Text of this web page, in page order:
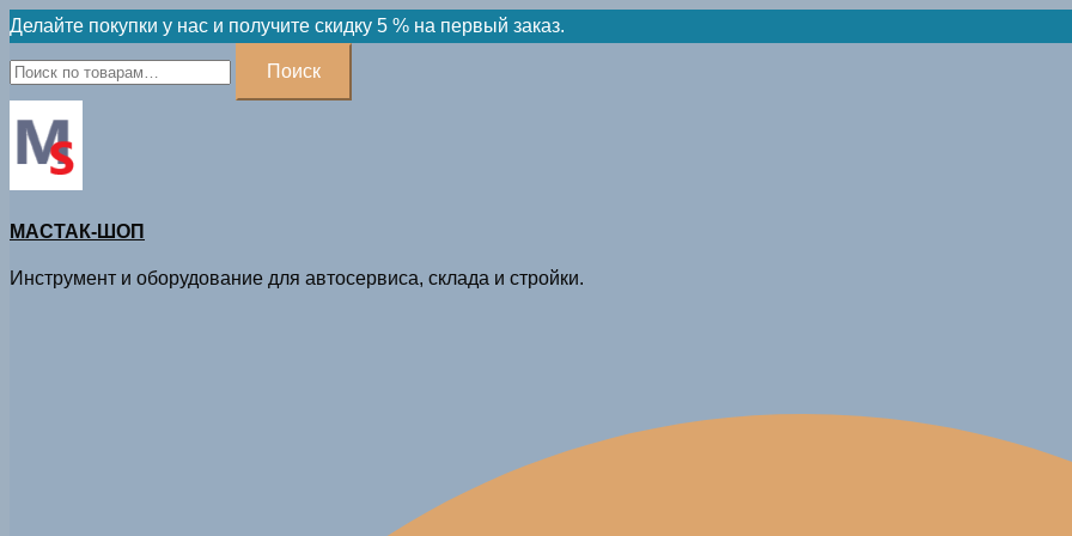
Skip
to
content
Делайте покупки у нас и получите скидку 5 % на первый заказ.
Искать:
Поиск
МАСТАК-ШОП
Инструмент и оборудование для автосервиса, склада и стройки.